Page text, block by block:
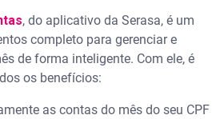
, do aplicativo da Serasa, é um
completo para gerenciar e
de forma inteligente. Com ele, é
os benefícios:
as contas do mês do seu CPF